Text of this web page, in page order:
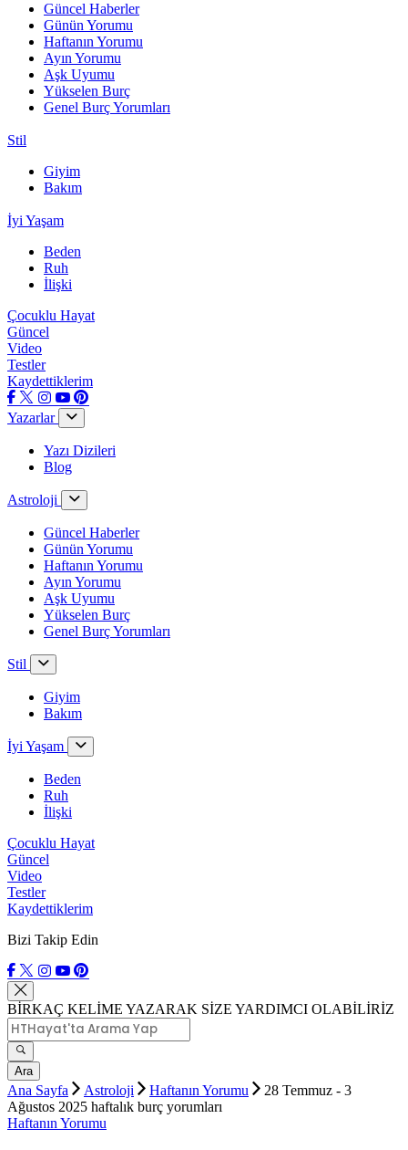
Güncel Haberler
Günün Yorumu
Haftanın Yorumu
Ayın Yorumu
Aşk Uyumu
Yükselen Burç
Genel Burç Yorumları
Stil
Giyim
Bakım
İyi Yaşam
Beden
Ruh
İlişki
Çocuklu Hayat
Güncel
Video
Testler
Kaydettiklerim
Yazarlar
Yazı Dizileri
Blog
Astroloji
Güncel Haberler
Günün Yorumu
Haftanın Yorumu
Ayın Yorumu
Aşk Uyumu
Yükselen Burç
Genel Burç Yorumları
Stil
Giyim
Bakım
İyi Yaşam
Beden
Ruh
İlişki
Çocuklu Hayat
Güncel
Video
Testler
Kaydettiklerim
Bizi Takip Edin
BİRKAÇ KELİME YAZARAK SİZE YARDIMCI OLABİLİRİZ
Ara
Ana Sayfa Astroloji Haftanın Yorumu
28 Temmuz - 3
Ağustos 2025 haftalık burç yorumları
Haftanın Yorumu